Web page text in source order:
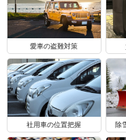
愛車の盗難対策
社用車の位置把握 除